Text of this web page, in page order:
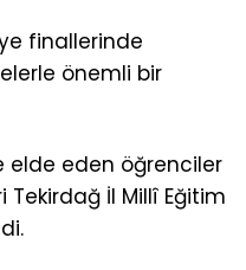
finallerinde
önemli bir
elde eden öğrenciler
İl Millî Eğitim